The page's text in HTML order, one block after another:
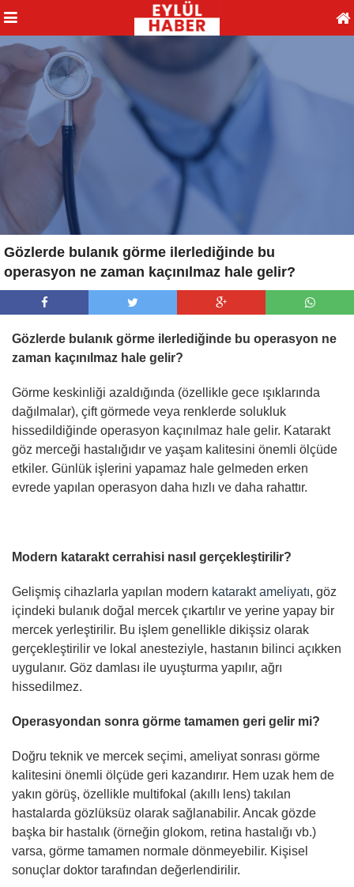
Gözlerde bulanık görme ilerlediğinde bu
operasyon ne zaman kaçınılmaz hale gelir?
Gözlerde bulanık görme ilerlediğinde bu operasyon ne
zaman kaçınılmaz hale gelir?
Görme keskinliği azaldığında (özellikle gece ışıklarında
dağılmalar), çift görmede veya renklerde solukluk
hissedildiğinde operasyon kaçınılmaz hale gelir. Katarakt
göz merceği hastalığıdır ve yaşam kalitesini önemli ölçüde
etkiler. Günlük işlerini yapamaz hale gelmeden erken
evrede yapılan operasyon daha hızlı ve daha rahattır.
Modern katarakt cerrahisi nasıl gerçekleştirilir?
Gelişmiş cihazlarla yapılan modern katarakt ameliyatı, göz
içindeki bulanık doğal mercek çıkartılır ve yerine yapay bir
mercek yerleştirilir. Bu işlem genellikle dikişsiz olarak
gerçekleştirilir ve lokal anesteziyle, hastanın bilinci açıkken
uygulanır. Göz damlası ile uyuşturma yapılır, ağrı
hissedilmez.
Operasyondan sonra görme tamamen geri gelir mi?
Doğru teknik ve mercek seçimi, ameliyat sonrası görme
kalitesini önemli ölçüde geri kazandırır. Hem uzak hem de
yakın görüş, özellikle multifokal (akıllı lens) takılan
hastalarda gözlüksüz olarak sağlanabilir. Ancak gözde
başka bir hastalık (örneğin glokom, retina hastalığı vb.)
varsa, görme tamamen normale dönmeyebilir. Kişisel
sonuçlar doktor tarafından değerlendirilir.